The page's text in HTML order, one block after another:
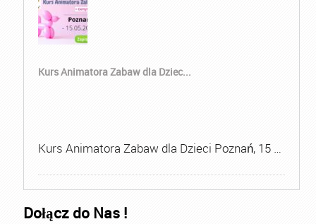
Kurs Animatora Zabaw dla Dziec...
Kurs Animatora Zabaw dla Dzieci Poznań, 15 …
Dołącz do Nas !